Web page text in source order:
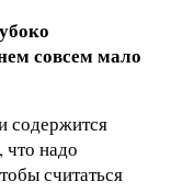
совсем мало
содержится
что надо
считаться